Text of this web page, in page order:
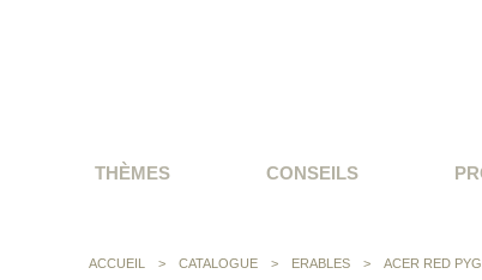
THÈMES CONSEILS
ACCUEIL > CATALOGUE > ERABLES > ACER RED